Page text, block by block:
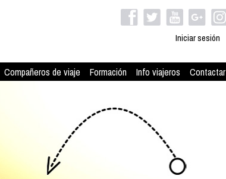
Iniciar sesión
Compañeros de viaje Formación Info viajeros Contactar